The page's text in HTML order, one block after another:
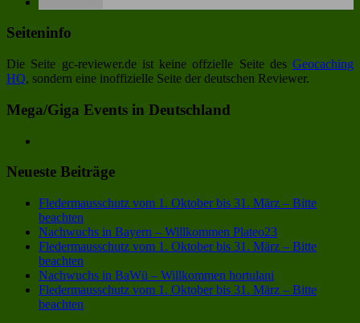
Seiteninfo
Die Seite gc-reviewer.de ist keine offzielle Seite des Geocaching
HQ, sondern eine inoffizielle Seite der deutschen Reviewer.
Mega/Giga Events in Deutschland
Neueste Beiträge
Fledermausschutz vom 1. Oktober bis 31. März – Bitte
beachten
Nachwuchs in Bayern – Willkommen Plateo23
Fledermausschutz vom 1. Oktober bis 31. März – Bitte
beachten
Nachwuchs in BaWü – Willkommen hortulani
Fledermausschutz vom 1. Oktober bis 31. März – Bitte
beachten